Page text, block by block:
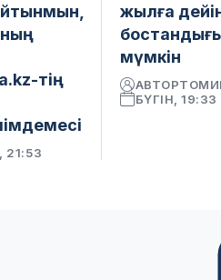
тің
21:53
жылға
мүмкін
АВТОР
БҮГІН, 19:33